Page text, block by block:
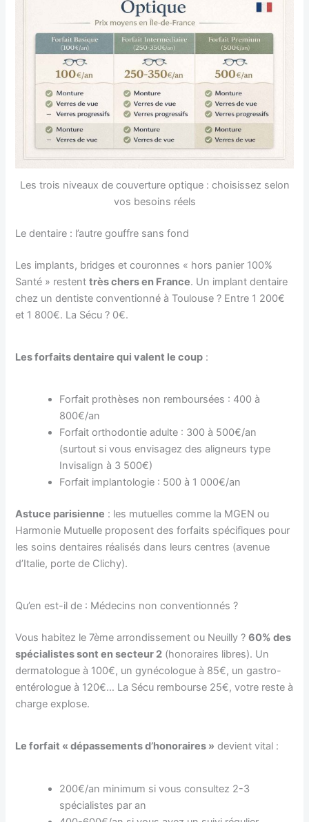
Les trois niveaux de couverture optique : choisissez selon
vos besoins réels
Le dentaire : l’autre gouffre sans fond
Les implants, bridges et couronnes « hors panier 100%
Santé » restenttrès chers en France. Un implant dentaire
chez un dentiste conventionné à Toulouse ? Entre 1 200€
et 1 800€. La Sécu ? 0€.
Les forfaits dentaire qui valent le coup :
Forfait prothèses non remboursées : 400 à
800€/an
Forfait orthodontie adulte : 300 à 500€/an
(surtout si vous envisagez des aligneurs type
Invisalign à 3 500€)
Forfait implantologie : 500 à 1 000€/an
Astuce parisienne : les mutuelles comme la MGEN ou
Harmonie Mutuelle proposent des forfaits spécifiques pour
les soins dentaires réalisés dans leurs centres (avenue
d’Italie, porte de Clichy).
Qu’en est-il de : Médecins non conventionnés ?
Vous habitez le 7ème arrondissement ou Neuilly ?60% des
spécialistes sont en secteur 2 (honoraires libres). Un
dermatologue à 100€, un gynécologue à 85€, un gastro-
entérologue à 120€… La Sécu rembourse 25€, votre reste à
charge explose.
Le forfait « dépassements d’honoraires » devient vital :
200€/an minimum si vous consultez 2-3
spécialistes par an